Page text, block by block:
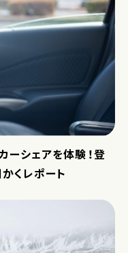
ーシェアを体験！登
くレポート